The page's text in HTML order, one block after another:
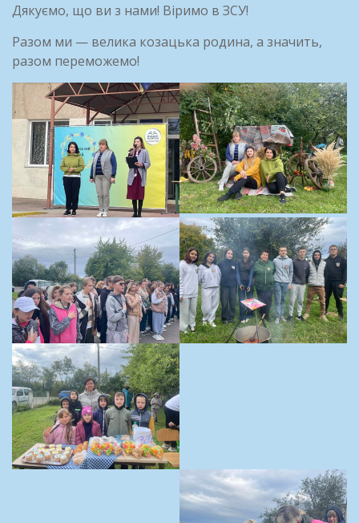
Дякуємо, що ви з нами! Віримо в ЗСУ!
Разом ми — велика козацька родина, а значить,
разом переможемо!